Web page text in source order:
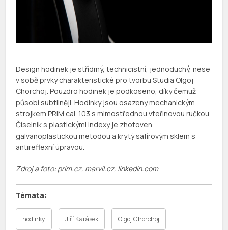
Design hodinek je střídmý, technicistní, jednoduchý, nese
v sobě prvky charakteristické pro tvorbu Studia Olgoj
Chorchoj. Pouzdro hodinek je podkoseno, díky čemuž
působí subtilněji. Hodinky jsou osazeny mechanickým
strojkem PRIM cal. 103 s mimostřednou vteřinovou ručkou.
Číselník s plastickými indexy je zhotoven
galvanoplastickou metodou a krytý safírovým sklem s
antireflexní úpravou.
Zdroj a foto: prim.cz, marvil.cz, linkedin.com
hodinky Jiří Karásek Olgoj Chorchoj